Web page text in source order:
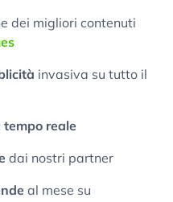
dei migliori contenuti
invasiva su tutto il
reale
dai nostri partner
al mese su